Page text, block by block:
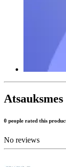
Atsauksmes
0 people rated this
No reviews